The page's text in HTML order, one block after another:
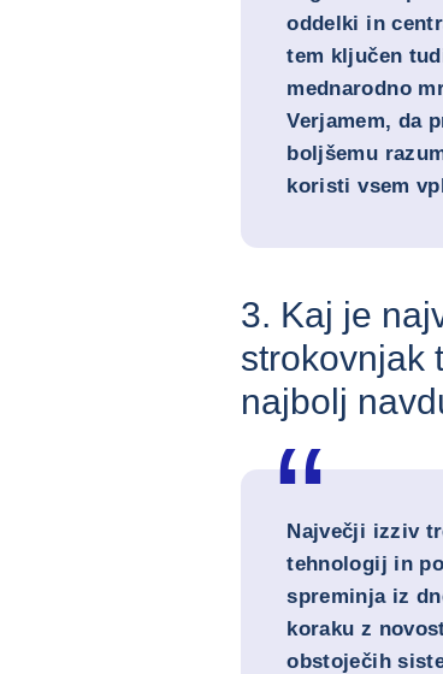
oddelki in
tem ključen
mednarodno
Verjamem, da
boljšemu
koristi vsem
3. Kaj je
strokovnjak
najbolj
Največji izziv
tehnologij in
spreminja iz
koraku z
obstoječih